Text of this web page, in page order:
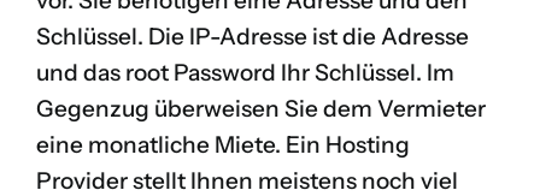
Schlüssel. Die IP-Adresse ist die Adresse
und das root Password Ihr Schlüssel. Im
Gegenzug überweisen Sie dem Vermieter
eine monatliche Miete. Ein Hosting
Provider stellt Ihnen meistens noch viel